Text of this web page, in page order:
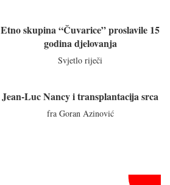
Etno skupina “Čuvarice” proslavile 15
godina djelovanja
Svjetlo riječi
Jean-Luc Nancy i transplantacija srca
fra Goran Azinović